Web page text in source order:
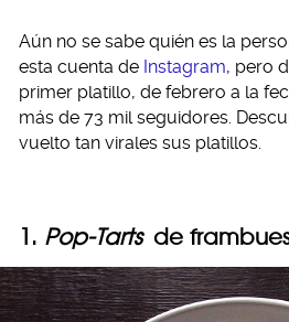
Aún no se sabe quién es la
esta cuenta de Instagram, pero
primer platillo, de febrero a la
más de 73 mil seguidores.
vuelto tan virales sus platillos.
1. Pop-Tarts de